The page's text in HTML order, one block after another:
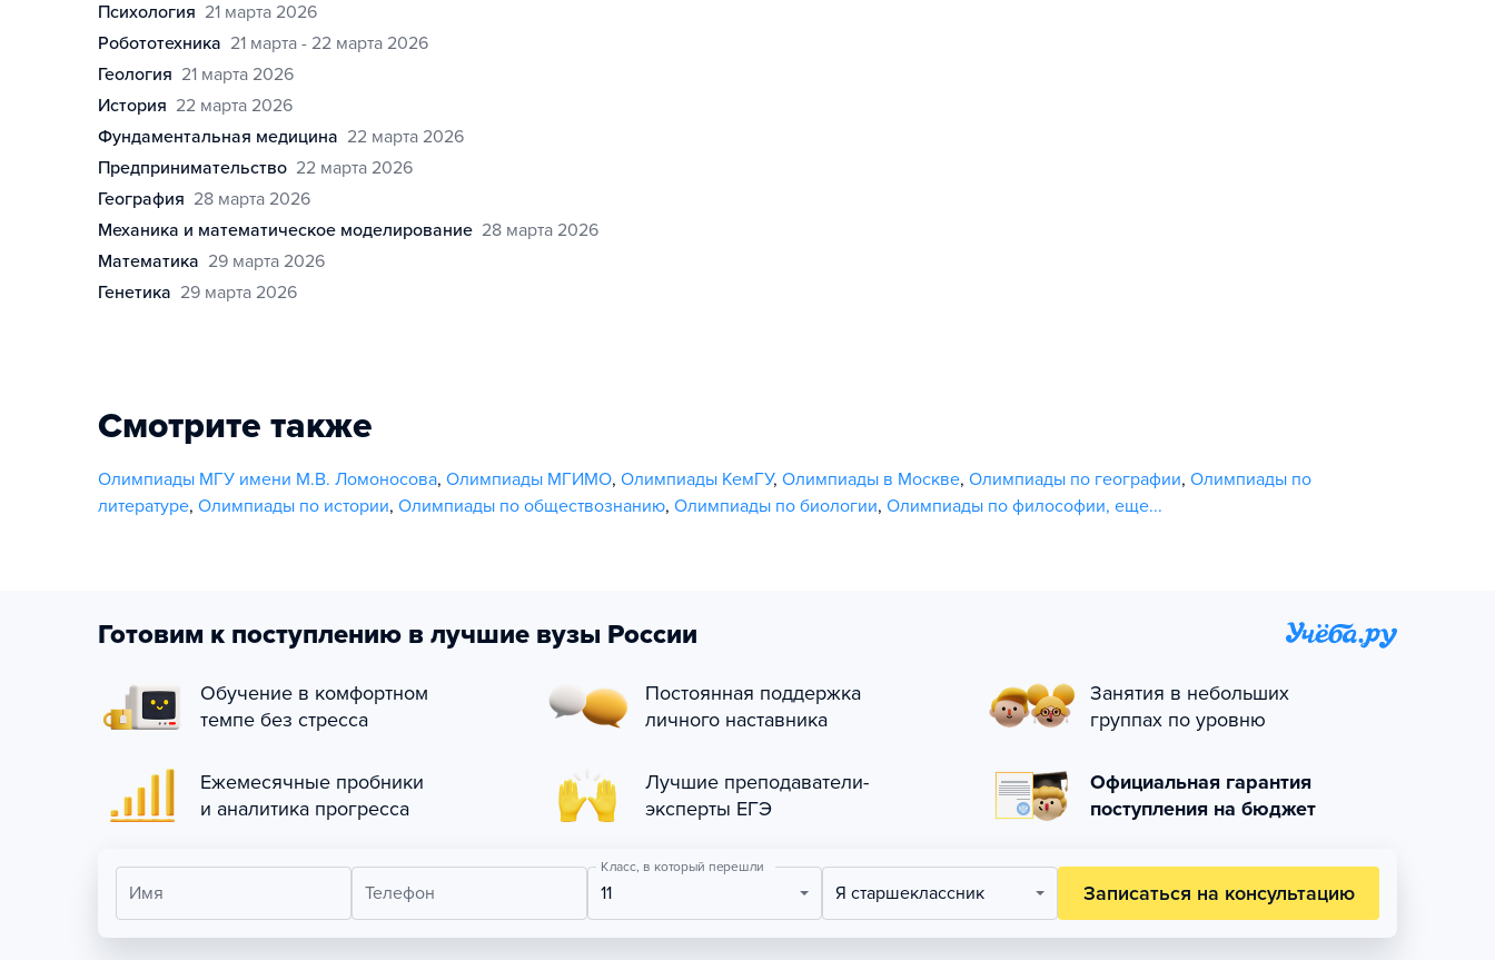
психология 21 марта 2026
робототехника 21 марта - 22 марта 2026
геология 21 марта 2026
история 22 марта 2026
фундаментальная медицина 22 марта 2026
предпринимательство 22 марта 2026
география 28 марта 2026
механика и математическое моделирование 28 марта 2026
математика 29 марта 2026
генетика 29 марта 2026
Смотрите также
Олимпиады МГУ имени М.В. Ломоносова, Олимпиады МГИМО, Олимпиады КемГУ, Олимпиады в Москве, Олимпиады по географии, Олимпиады по
литературе, Олимпиады по истории, Олимпиады по обществознанию, Олимпиады по биологии, Олимпиады по философии, еще...
Готовим к поступлению в лучшие вузы России
Обучение в комфортном
темпе без стресса
Постоянная поддержка
личного наставника
Занятия в небольших
группах по уровню
Ежемесячные пробники
и аналитика прогресса
Лучшие преподаватели-
эксперты ЕГЭ
Официальная гарантия
поступления на бюджет
Имя Телефон
Класс, в который перешли
11 Я старшеклассник Записаться на консультацию